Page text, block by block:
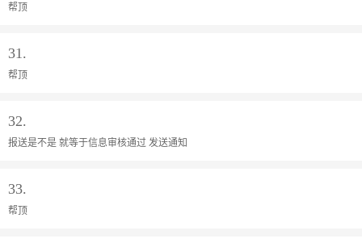
帮顶
31.
帮顶
32.
报送是不是 就等于信息审核通过 发送通知
33.
帮顶